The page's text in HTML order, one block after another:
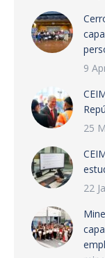
9
25
22